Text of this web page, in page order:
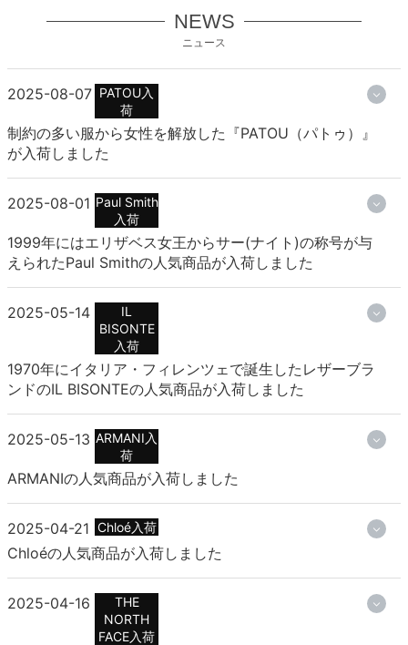
NEWS
ニュース
2025-08-07 PATOU入
荷
制約の多い服から女性を解放した『PATOU（パトゥ）』
が入荷しました
2025-08-01 Paul Smith
入荷
1999年にはエリザベス女王からサー(ナイト)の称号が与
えられたPaul Smithの人気商品が入荷しました
2025-05-14
IL
BISONTE
入荷
1970年にイタリア・フィレンツェで誕生したレザーブラ
ンドのIL BISONTEの人気商品が入荷しました
2025-05-13 ARMANI入
荷
ARMANIの人気商品が入荷しました
2025-04-21 Chloé入荷
Chloéの人気商品が入荷しました
2025-04-16
THE
NORTH
FACE入荷